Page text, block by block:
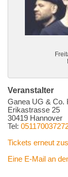
Veranstalter
Ganea UG & Co.
Erikastrasse 25
30419 Hannover
Tel:
Tickets erneut
Eine E-Mail an